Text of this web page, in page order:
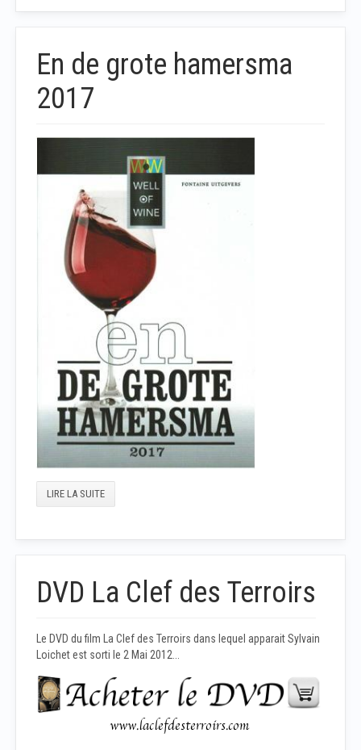
En de grote hamersma
2017
LIRE LA SUITE
DVD La Clef des Terroirs
Le DVD du film La Clef des Terroirs dans lequel apparait Sylvain
Loichet est sorti le 2 Mai 2012...